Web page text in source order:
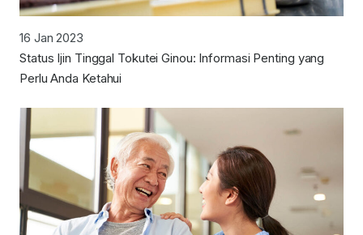
16 Jan 2023
Status Ijin Tinggal Tokutei Ginou: Informasi Penting yang
Perlu Anda Ketahui